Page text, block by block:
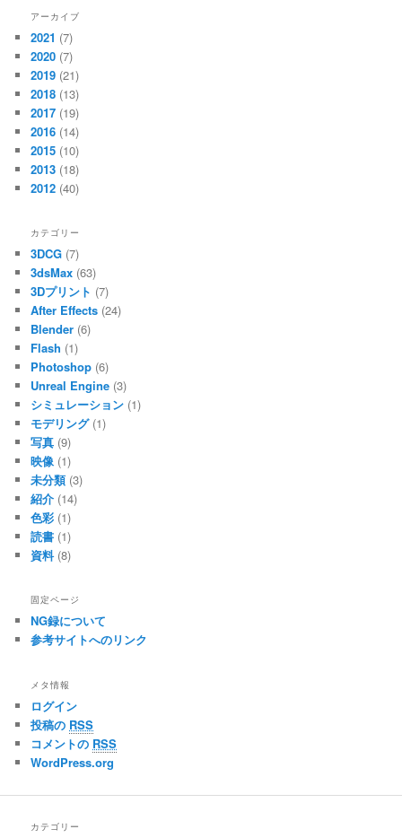
アーカイブ
2021 (7)
2020 (7)
2019 (21)
2018 (13)
2017 (19)
2016 (14)
2015 (10)
2013 (18)
2012 (40)
カテゴリー
3DCG (7)
3dsMax (63)
3Dプリント (7)
After Effects (24)
Blender (6)
Flash (1)
Photoshop (6)
Unreal Engine (3)
シミュレーション (1)
モデリング(1)
写真 (9)
映像 (1)
未分類(3)
紹介 (14)
色彩 (1)
読書 (1)
資料(8)
固定ページ
NG録について
参考サイトへのリンク
メタ情報
ログイン
投稿の RSS
コメントの RSS
WordPress.org
カテゴリー